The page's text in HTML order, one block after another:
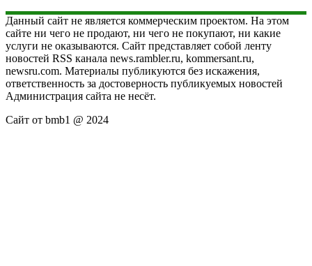
Данный сайт не является коммерческим проектом. На этом
сайте ни чего не продают, ни чего не покупают, ни какие
услуги не оказываются. Сайт представляет собой ленту
новостей RSS канала news.rambler.ru, kommersant.ru,
newsru.com. Материалы публикуются без искажения,
ответственность за достоверность публикуемых новостей
Администрация сайта не несёт.
Сайт от bmb1 @ 2024